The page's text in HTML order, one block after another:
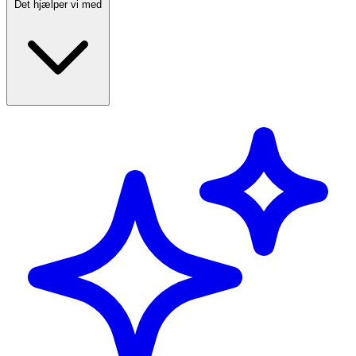
Det hjælper vi med